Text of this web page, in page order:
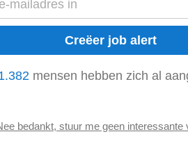
mensen hebben zich al